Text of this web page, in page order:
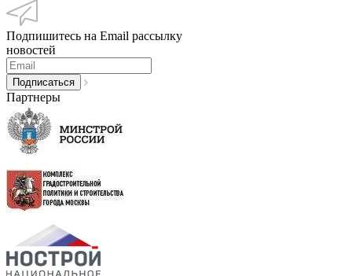
Подпишитесь на Email рассылку
новостей
Партнеры